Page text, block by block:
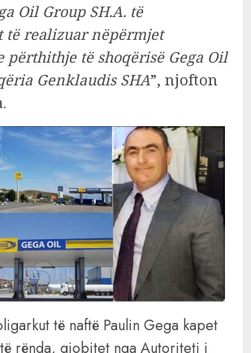
Oil Group SH.A. të
realizuar nëpërmjet
përthithje të shoqërisë Gega Oil
Genklaudis SHA”, njofton
të naftë Paulin Gega kapet
rënda, gjobitet nga Autoriteti i